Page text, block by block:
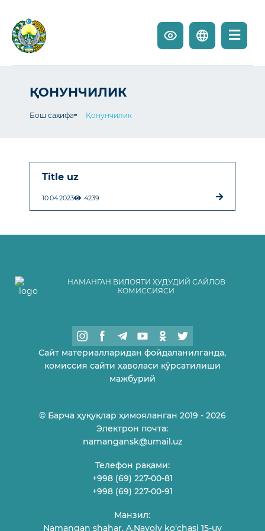
ҚОНУНЧИЛИК
Бош саҳифа Қонунчилик
Title uz
10.04.2023 4239
НАМАНГАН ВИЛОЯТИ ҲУДУДИЙ САЙЛОВ
КОМИССИЯСИ
Сайт материалларидан фойдаланилганда,
комиссия сайти ҳаволаси кўрсатилиши
мажбурий
© Барча ҳуқуқлар ҳимояланган 2019 - 2026
Электрон почта:
namangansk@umail.uz
Телефон рақами:
+998 (69) 227-00-81
+998 (69) 227-00-91
Манзил:
Namangan shahar, A.Navoiy ko‘chasi 15-uy